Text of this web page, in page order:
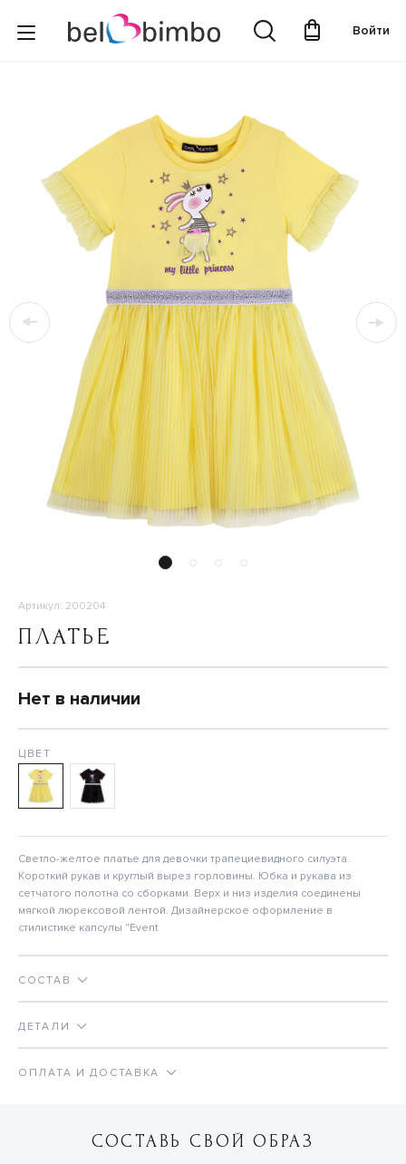
Войти
Артикул: 200204
ПЛАТЬЕ
Нет в наличии
ЦВЕТ
Светло-желтое платье для девочки трапециевидного силуэта.
Короткий рукав и круглый вырез горловины. Юбка и рукава из
сетчатого полотна со сборками. Верх и низ изделия соединены
мягкой люрексовой лентой. Дизайнерское оформление в
стилистике капсулы "Event
СОСТАВ
ДЕТАЛИ
ОПЛАТА И ДОСТАВКА
СОСТАВЬ СВОЙ ОБРАЗ